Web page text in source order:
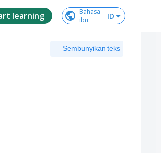
learning
Bahasa
ibu: ID
Sembunyikan teks